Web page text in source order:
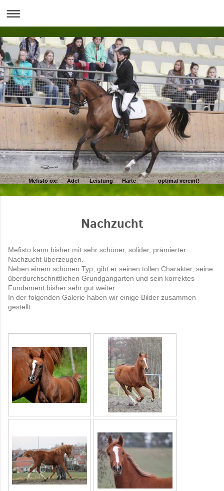
Mefisto ox: Adel Leistung Härte ----- optimal vereint!
Nachzucht
Mefisto kann bisher mit sehr schöner, solider, prämierter
Nachzucht überzeugen.
Neben einem schönen Typ, gibt er seinen tollen Charakter, seine
überdurchschnittlichen Grundgangarten und sein korrektes
Fundament bisher sehr gut weiter.
In der folgenden Galerie haben wir einige Bilder zusammen
gestellt.